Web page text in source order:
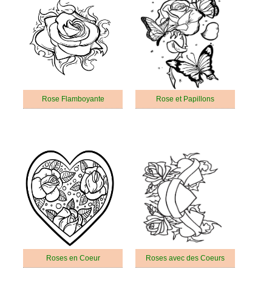
Rose Flamboyante Rose et Papillons
Roses en Coeur Roses avec des Coeurs